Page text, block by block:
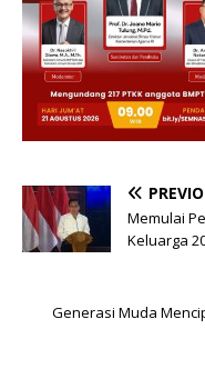
Memulai
Keluarga
Generasi Muda